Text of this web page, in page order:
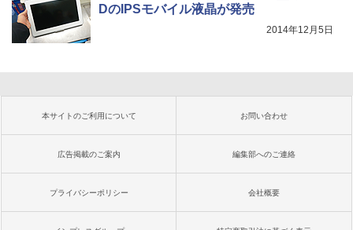
DのIPSモバイル液晶が発売
2014年12月5日
本サイトのご利用について お問い合わせ
広告掲載のご案内 編集部へのご連絡
プライバシーポリシー 会社概要